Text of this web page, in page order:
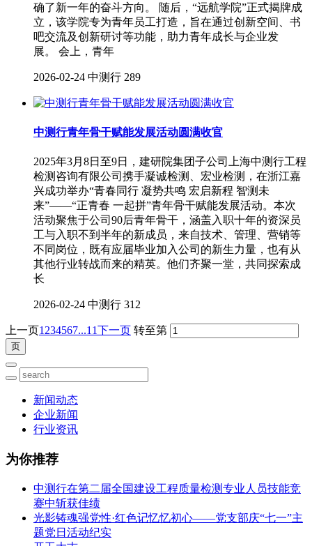
确了新一年的奋斗方向。 随后，“远航学院”正式揭牌成
立，该学院专为青年员工打造，旨在通过创新空间、书
吧交流及创新研讨等功能，助力青年成长与企业发
展。 会上，青年
2026-02-24 中测行 289
中测行青年骨干赋能发展活动圆满收官
2025年3月8日至9日，建研院集团子公司上海中测行工程
检测咨询有限公司携手凝诚检测、宏业检测，在浙江嘉
兴成功举办“青春同行 凝势共鸣 宏启新程 智测未
来”——“正青春 一起拼”青年骨干赋能发展活动。本次
活动聚焦于公司90后青年骨干，涵盖入职十年的资深员
工与入职不到半年的新成员，来自技术、管理、营销等
不同岗位，既有应届毕业加入公司的新生力量，也有从
其他行业转战而来的精英。他们齐聚一堂，共同探索成
长
2026-02-24 中测行 312
上一页1 234567...11下一页 转至第
新闻动态
企业新闻
行业资讯
为你推荐
中测行在第二届全国建设工程质量检测专业人员技能竞
赛中斩获佳绩
光影铸魂强党性·红色记忆忆初心——党支部庆“七一”主
题党日活动纪实